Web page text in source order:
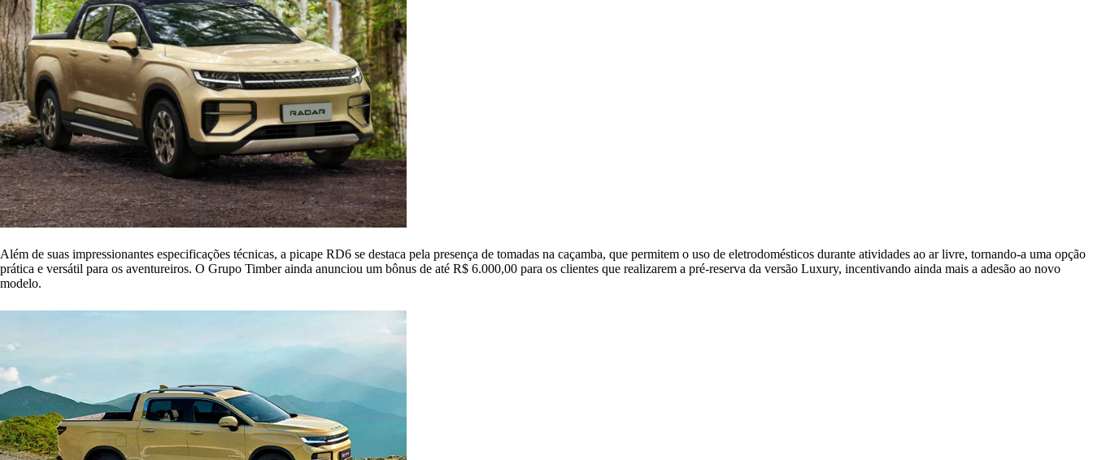
Além de suas impressionantes especificações técnicas, a picape RD6 se destaca pela presença de tomadas na caçamba, que permitem o uso de eletrodomésticos durante atividades ao ar livre, tornando-a uma opção
prática e versátil para os aventureiros. O Grupo Timber ainda anunciou um bônus de até R$ 6.000,00 para os clientes que realizarem a pré-reserva da versão Luxury, incentivando ainda mais a adesão ao novo
modelo.